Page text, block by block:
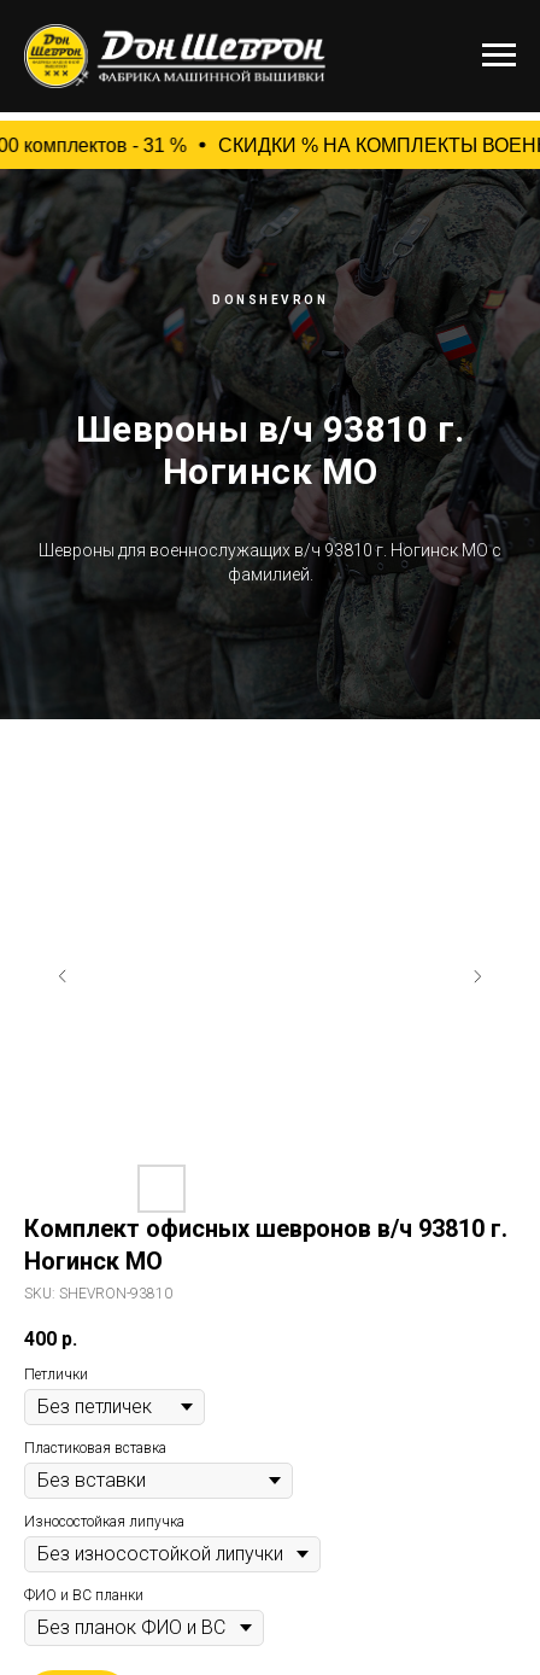
- 31 % СКИДКИ % НА КОМПЛЕКТЫ ВОЕННЫХ
DONSHEVRON
Шевроны в/ч 93810 г.
Ногинск МО
Шевроны для военнослужащих в/ч 93810 г. Ногинск МО c
фамилией.
Комплект офисных шевронов в/ч 93810 г.
Ногинск МО
SKU: SHEVRON-93810
400 р.
Петлички
Пластиковая вставка
Износостойкая липучка
ФИО и ВС планки